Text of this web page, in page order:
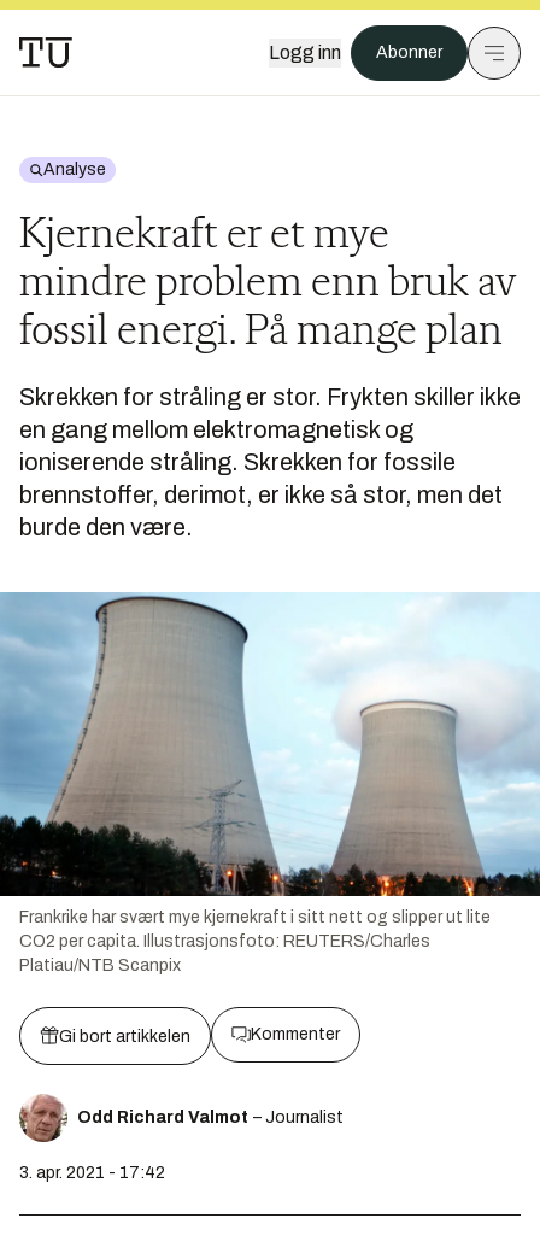
Logg inn Abonner
Analyse
Kjernekraft er et mye
mindre problem enn bruk av
fossil energi. På mange plan
Skrekken for stråling er stor. Frykten skiller ikke
en gang mellom elektromagnetisk og
ioniserende stråling. Skrekken for fossile
brennstoffer, derimot, er ikke så stor, men det
burde den være.
Frankrike har svært mye kjernekraft i sitt nett og slipper ut lite
CO2 per capita.
Illustrasjonsfoto: REUTERS/Charles
Platiau/NTB Scanpix
Gi bort artikkelen Kommenter
Odd Richard Valmot – Journalist
3. apr. 2021 - 17:42